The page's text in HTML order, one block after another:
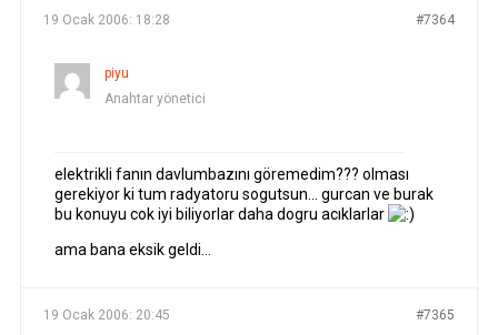
19 Ocak 2006: 18:28 #7364
piyu
Anahtar yönetici
elektrikli fanın davlumbazını göremedim??? olması
gerekiyor ki tum radyatoru sogutsun… gurcan ve burak
bu konuyu cok iyi biliyorlar daha dogru acıklarlar
ama bana eksik geldi…
19 Ocak 2006: 20:45 #7365